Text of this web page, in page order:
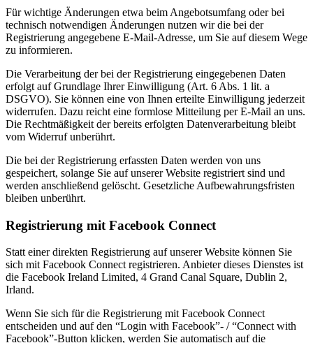
Für wichtige Änderungen etwa beim Angebotsumfang oder bei
technisch notwendigen Änderungen nutzen wir die bei der
Registrierung angegebene E-Mail-Adresse, um Sie auf diesem Wege
zu informieren.
Die Verarbeitung der bei der Registrierung eingegebenen Daten
erfolgt auf Grundlage Ihrer Einwilligung (Art. 6 Abs. 1 lit. a
DSGVO). Sie können eine von Ihnen erteilte Einwilligung jederzeit
widerrufen. Dazu reicht eine formlose Mitteilung per E-Mail an uns.
Die Rechtmäßigkeit der bereits erfolgten Datenverarbeitung bleibt
vom Widerruf unberührt.
Die bei der Registrierung erfassten Daten werden von uns
gespeichert, solange Sie auf unserer Website registriert sind und
werden anschließend gelöscht. Gesetzliche Aufbewahrungsfristen
bleiben unberührt.
Registrierung mit Facebook Connect
Statt einer direkten Registrierung auf unserer Website können Sie
sich mit Facebook Connect registrieren. Anbieter dieses Dienstes ist
die Facebook Ireland Limited, 4 Grand Canal Square, Dublin 2,
Irland.
Wenn Sie sich für die Registrierung mit Facebook Connect
entscheiden und auf den “Login with Facebook”- / “Connect with
Facebook”-Button klicken, werden Sie automatisch auf die